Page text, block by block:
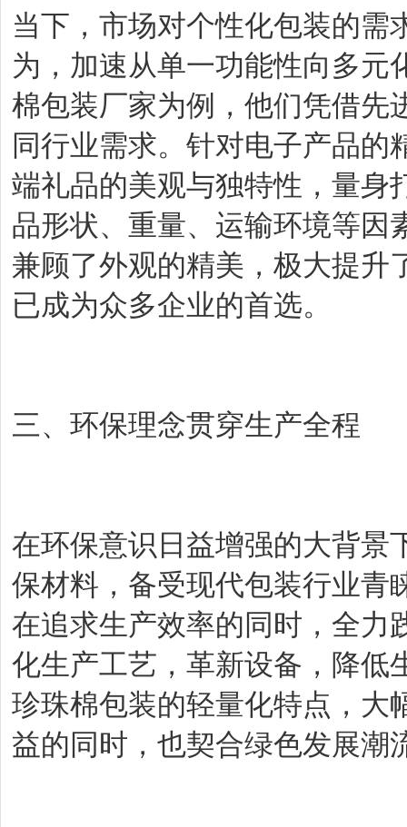
当下，市场对个性化包装的需
为，加速从单一功能性向多元
棉包装厂家为例，他们凭借先
同行业需求。针对电子产品
端礼品的美观与独特性，量身
品形状、重量、运输环境等因
兼顾了外观的精美，极大提升
已成为众多企业的首选。
三、环保理念贯穿生产全程
在环保意识日益增强的大背景
保材料，备受现代包装行业青
在追求生产效率的同时，全力
化生产工艺，革新设备，降低
珍珠棉包装的轻量化特点，大
益的同时，也契合绿色发展潮